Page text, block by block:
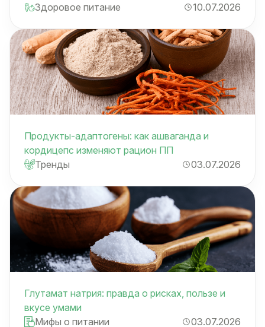
Здоровое питание
10.07.2026
Продукты-адаптогены: как ашваганда и
кордицепс изменяют рацион ПП
Тренды
03.07.2026
Глутамат натрия: правда о рисках, пользе и
вкусе умами
Мифы о питании
03.07.2026